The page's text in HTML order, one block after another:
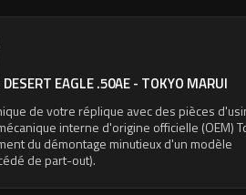
EAGLE .50AE - TOKYO MARUI
de votre réplique avec des pièces
interne d'origine officielle (OEM)
du démontage minutieux d'un modèle
de part-out).